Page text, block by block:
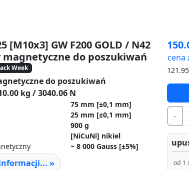
[M10x3] GW F200 GOLD / N42
do poszukiwań
Week
do poszukiwań
kg / 3040.06 N
75 mm [±0,1 mm]
25 mm [±0,1 mm]
900 g
[NiCuNi] nikiel
~ 8 000 Gauss [±5%]
»
cena
121.95
-
od 1